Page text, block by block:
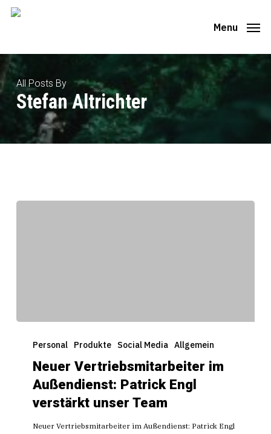
Skip
Menu
All Posts By
Stefan Altrichter
Vertriebsmitarbeiter
Außendienst:
Patrick
unser
Personal Produkte Social Media Allgemein
Neuer Vertriebsmitarbeiter im
Außendienst: Patrick Engl
verstärkt unser Team
Neuer Vertriebsmitarbeiter im Außendienst: Patrick Engl